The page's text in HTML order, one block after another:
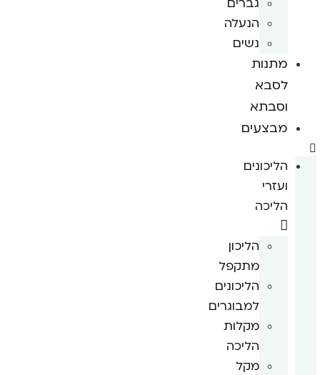
הנעלה
נשים
מתנות
לסבא
וסבתא
מבצעים
הליכונים
ועזרי
הליכה
הליכון
מתקפל
הליכונים
למבוגרים
מקלות
הליכה
מקל